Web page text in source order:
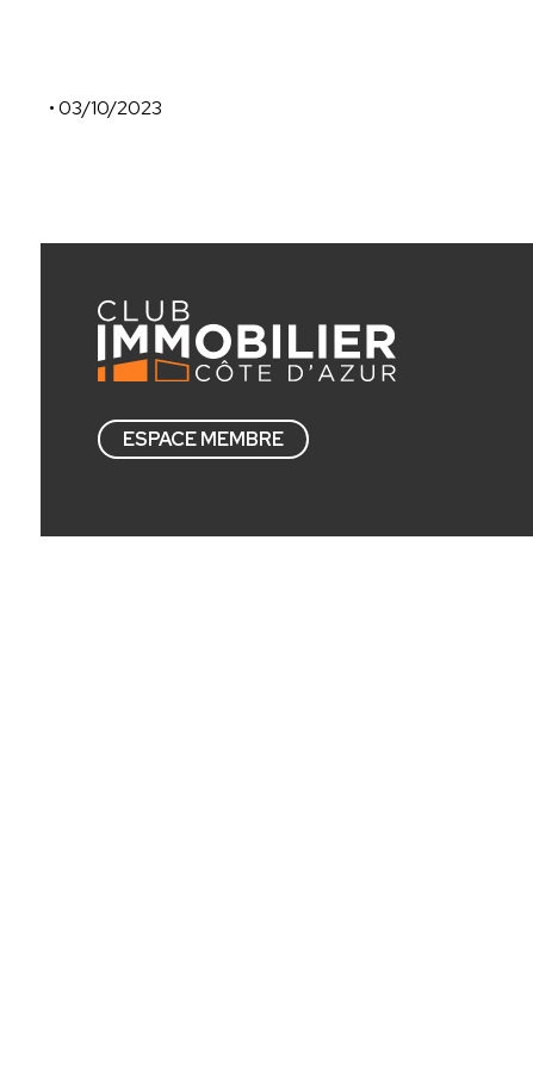
• 03/10/2023
ESPACE MEMBRE